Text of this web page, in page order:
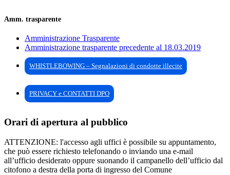
Amm. trasparente
Amministrazione Trasparente
Amministrazione trasparente precedente al 18.03.2019
WHISTLEBOWING – Segnalazioni di condotte illecite
PRIVACY e CONTATTI DPO
Orari di apertura al pubblico
ATTENZIONE: l'accesso agli uffici è possibile su appuntamento,
che può essere richiesto telefonando o inviando una e-mail
all’ufficio desiderato oppure suonando il campanello dell’ufficio dal
citofono a destra della porta di ingresso del Comune